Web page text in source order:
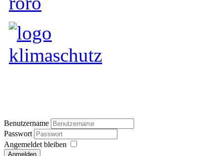
Benutzername
Passwort
Angemeldet bleiben
Anmelden